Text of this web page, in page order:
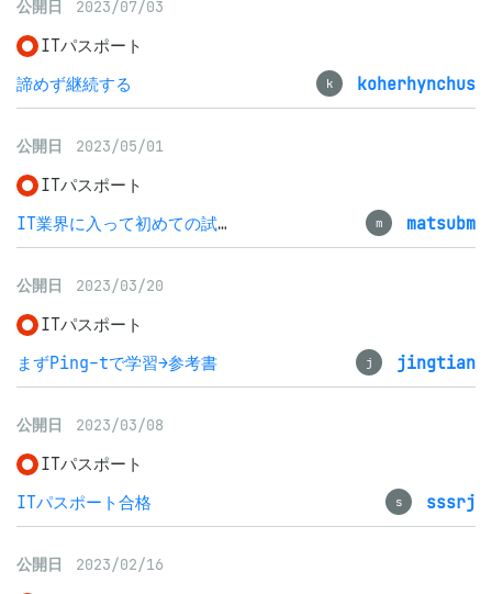
公開日 2023/07/03
ITパスポート
諦めず継続する
k koherhynchus
公開日 2023/05/01
ITパスポート
IT業界に入って初めての試験
m matsubm
公開日 2023/03/20
ITパスポート
まずPing−tで学習→参考書
j jingtian
公開日 2023/03/08
ITパスポート
ITパスポート合格
s sssrj
公開日 2023/02/16